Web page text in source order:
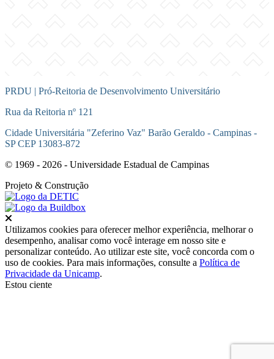
PRDU | Pró-Reitoria de Desenvolvimento Universitário
Rua da Reitoria nº 121
Cidade Universitária "Zeferino Vaz" Barão Geraldo - Campinas -
SP CEP 13083-872
© 1969 - 2026 - Universidade Estadual de Campinas
Projeto & Construção
Utilizamos cookies para oferecer melhor experiência, melhorar o
desempenho, analisar como você interage em nosso site e
personalizar conteúdo. Ao utilizar este site, você concorda com o
uso de cookies. Para mais informações, consulte a Política de
Privacidade da Unicamp.
Estou ciente